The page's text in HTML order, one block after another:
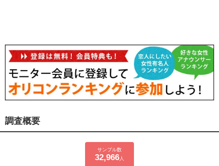
調査概要
サンプル数
32,966 人